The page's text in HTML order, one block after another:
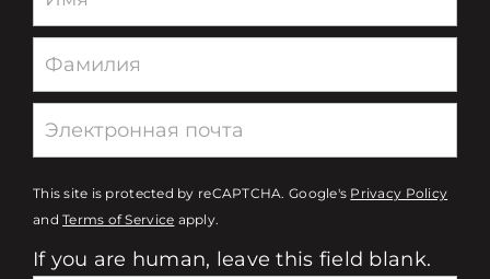
This site is protected by reCAPTCHA. Google's Privacy Policy
andTerms of Service apply.
If you are human, leave this field blank.